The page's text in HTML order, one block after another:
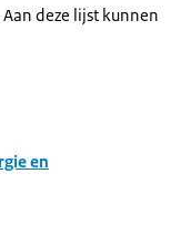
deze lijst kunnen
en